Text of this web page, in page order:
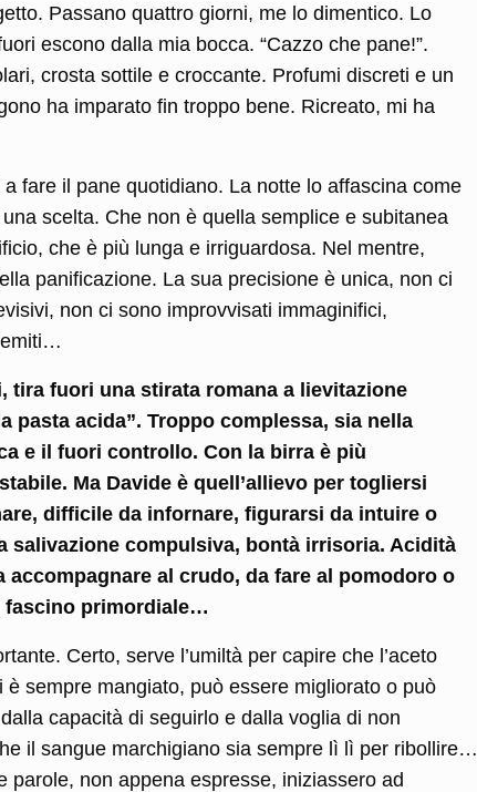
Passano quattro giorni, me lo dimentico. Lo
escono dalla mia bocca. “Cazzo che pane!”.
crosta sottile e croccante. Profumi discreti e un
ha imparato fin troppo bene. Ricreato, mi ha
fare il pane quotidiano. La notte lo affascina come
scelta. Che non è quella semplice e subitanea
che è più lunga e irriguardosa. Nel mentre,
panificazione. La sua precisione è unica, non ci
non ci sono improvvisati immaginifici,
fuori una stirata romana a lievitazione
pasta acida”. Troppo complessa, sia nella
e il fuori controllo. Con la birra è più
Ma Davide è quell’allievo per togliersi
difficile da infornare, figurarsi da intuire o
salivazione compulsiva, bontà irrisoria. Acidità
al crudo, da fare al pomodoro o
fascino primordiale…
Certo, serve l’umiltà per capire che l’aceto
sempre mangiato, può essere migliorato o può
capacità di seguirlo e dalla voglia di non
il sangue marchigiano sia sempre lì lì per ribollire…
parole, non appena espresse, iniziassero ad